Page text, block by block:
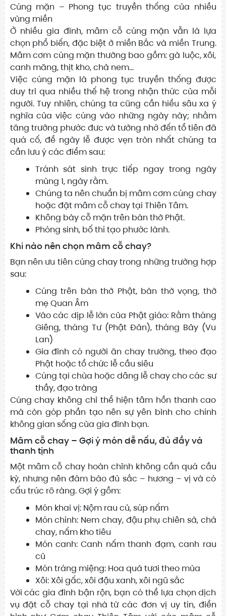
Cúng mặn – Phong tục truyền thống của nhiều
vùng miền
Ở nhiều gia đình, mâm cỗ cúng mặn vẫn là lựa
chọn phổ biến, đặc biệt ở miền Bắc và miền Trung.
Mâm cơm cúng mặn thường bao gồm: gà luộc, xôi,
canh măng, thịt kho, chả nem...
Việc cúng mặn là phong tục truyền thống được
duy trì qua nhiều thế hệ trong nhận thức của mỗi
người. Tuy nhiên, chúng ta cũng cần hiểu sâu xa ý
nghĩa của việc cúng vào những ngày này; nhằm
tăng trưởng phước đưc và tưởng nhớ đến tổ tiên đã
quá cố, để ngày lễ được vẹn tròn nhất chúng ta
cần lưu ý các điểm sau:
Tránh sát sinh trực tiếp ngay trong ngày
mùng 1, ngày rằm.
Chúng ta nên chuẩn bị mâm cơm cúng chay
hoặc đặt mâm cỗ chay tại Thiên Tâm.
Không bày cỗ mặn trên bàn thờ Phật.
Phóng sinh, bố thí tạo phước lành.
Khi nào nên chọn mâm cỗ chay?
Bạn nên ưu tiên cúng chay trong những trường hợp
sau:
Cúng trên bàn thờ Phật, bàn thờ vọng, thờ
mẹ Quan Âm
Vào các dịp lễ lớn của Phật giáo: Rằm tháng
Giêng, tháng Tư (Phật Đản), tháng Bảy (Vu
Lan)
Gia đình có người ăn chay trường, theo đạo
Phật hoặc tổ chức lễ cầu siêu
Cúng tại chùa hoặc dâng lễ chay cho các sư
thầy, đạo tràng
Cúng chay không chỉ thể hiện tâm hồn thanh cao
mà còn góp phần tạo nên sự yên bình cho chính
không gian sống của gia đình bạn.
Mâm cỗ chay – Gợi ý món dễ nấu, đủ đầy và
thanh tịnh
Một mâm cỗ chay hoàn chỉnh không cần quá cầu
kỳ, nhưng nên đảm bảo đủ sắc – hương – vị và có
cấu trúc rõ ràng. Gợi ý gồm:
Món khai vị: Nộm rau củ, súp nấm
Món chính: Nem chay, đậu phụ chiên sả, chả
chay, nấm kho tiêu
Món canh: Canh nấm thanh đạm, canh rau
củ
Món tráng miệng: Hoa quả tươi theo mùa
Xôi: Xôi gấc, xôi đậu xanh, xôi ngũ sắc
Với các gia đình bận rộn, bạn có thể lựa chọn dịch
vụ đặt cỗ chay tại nhà từ các đơn vị uy tín, điển